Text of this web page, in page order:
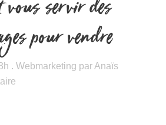
vous servir des
pour vendre
. Webmarketing parAnaïs